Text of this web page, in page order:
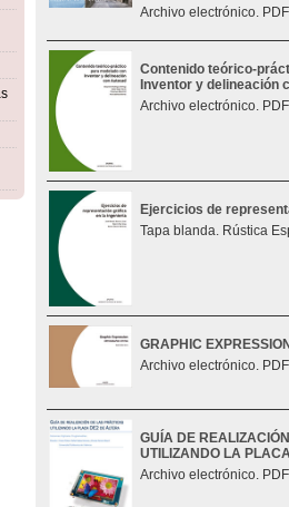
Archivo electrónico.
Contenido teórico-
Inventor y delineación
Archivo electrónico.
Ejercicios de
Tapa blanda. Rústica
GRAPHIC
Archivo electrónico.
GUÍA DE
UTILIZANDO LA
Archivo electrónico.